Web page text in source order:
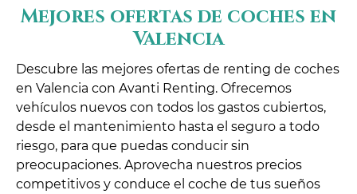
Mejores ofertas de coches en
Valencia
Descubre las mejores ofertas de renting de coches
en Valencia con Avanti Renting. Ofrecemos
vehículos nuevos con todos los gastos cubiertos,
desde el mantenimiento hasta el seguro a todo
riesgo, para que puedas conducir sin
preocupaciones. Aprovecha nuestros precios
competitivos y conduce el coche de tus sueños